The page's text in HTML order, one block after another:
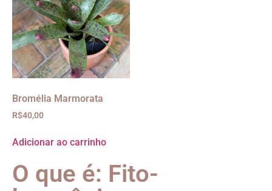
Bromélia Marmorata
R$40,00
Adicionar ao carrinho
O que é: Fito-